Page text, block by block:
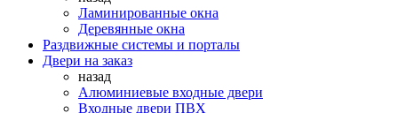
Ламинированные окна
Деревянные окна
Раздвижные системы и порталы
Двери на заказ
назад
Алюминиевые входные двери
Входные двери ПВХ